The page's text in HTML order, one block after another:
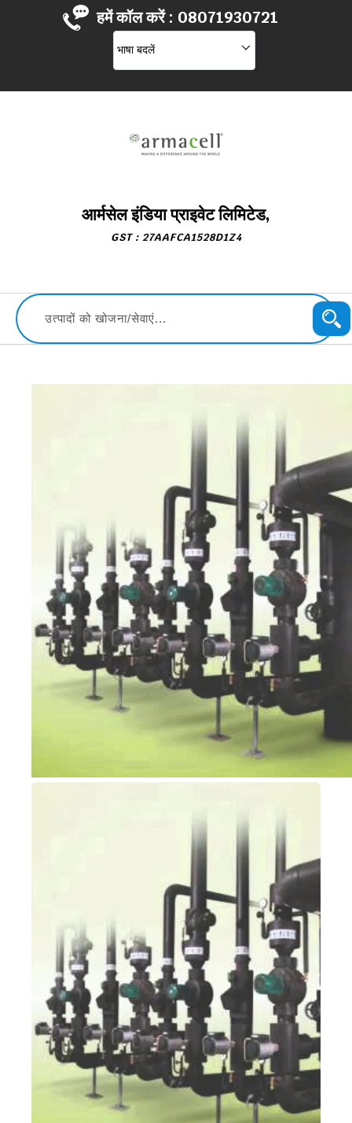
हमें कॉल करें : 08071930721
भाषा बदलें
आर्मसेल इंडिया प्राइवेट लिमिटेड,
GST : 27AAFCA1528D1Z4